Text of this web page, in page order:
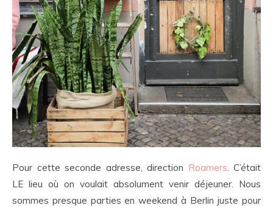
Pour cette seconde adresse, direction Roamers . C’était
LE lieu où on voulait absolument venir déjeuner. Nous
sommes presque parties en weekend à Berlin juste pour